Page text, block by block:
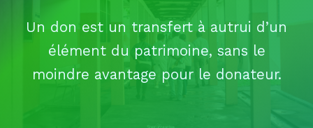
Un don est un transfert à autrui d’un
élément du patrimoine, sans le
moindre avantage pour le donateur.